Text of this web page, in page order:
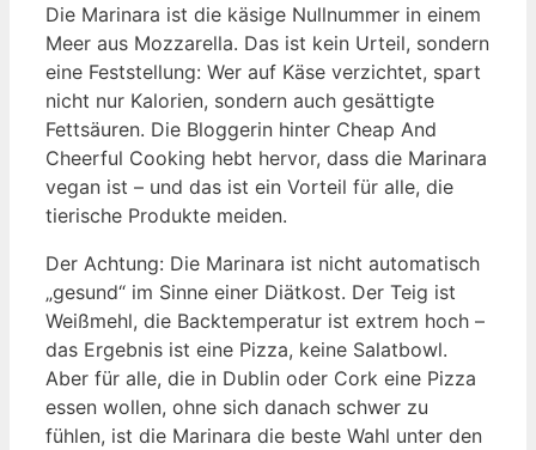
Die Marinara ist die käsige Nullnummer in einem
Meer aus Mozzarella. Das ist kein Urteil, sondern
eine Feststellung: Wer auf Käse verzichtet, spart
nicht nur Kalorien, sondern auch gesättigte
Fettsäuren. Die Bloggerin hinter Cheap And
Cheerful Cooking hebt hervor, dass die Marinara
vegan ist – und das ist ein Vorteil für alle, die
tierische Produkte meiden.
Der Achtung: Die Marinara ist nicht automatisch
„gesund“ im Sinne einer Diätkost. Der Teig ist
Weißmehl, die Backtemperatur ist extrem hoch –
das Ergebnis ist eine Pizza, keine Salatbowl.
Aber für alle, die in Dublin oder Cork eine Pizza
essen wollen, ohne sich danach schwer zu
fühlen, ist die Marinara die beste Wahl unter den